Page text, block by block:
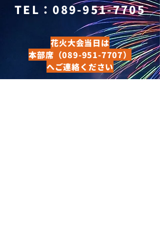
​TEL： 089-951-7705
花火大会当日は
本部席 （089-951-7707）
へご連絡ください